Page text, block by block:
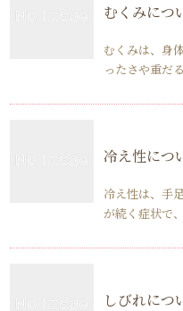
むくみにつ
むくみは、身
ったさや重だ
冷え性につ
冷え性は、手
が続く症状で
しびれにつ